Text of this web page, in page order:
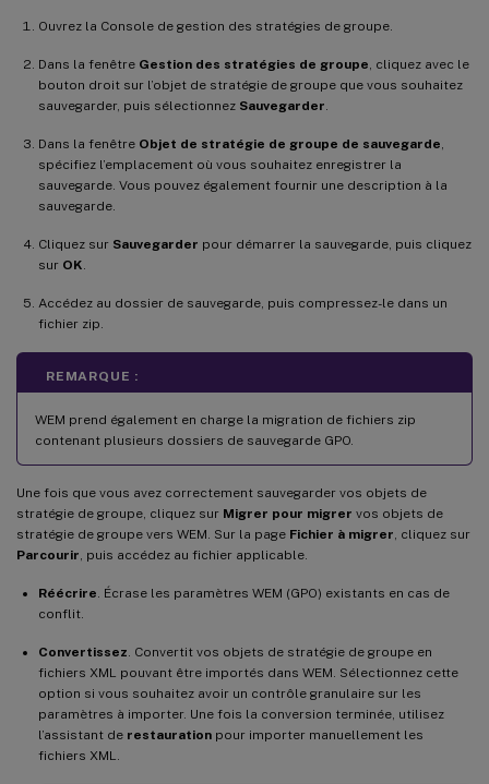
Ouvrez la Console de gestion des stratégies de groupe.
Dans la fenêtre Gestion des stratégies de groupe , cliquez avec le
bouton droit sur l’objet de stratégie de groupe que vous souhaitez
sauvegarder, puis sélectionnez Sauvegarder
Dans la fenêtre Objet de stratégie de groupe de sauvegarde
spécifiez l’emplacement où vous souhaitez enregistrer la
sauvegarde. Vous pouvez également fournir une description à la
sauvegarde.
Cliquez sur Sauvegarder pour démarrer la sauvegarde, puis cliquez
sur OK
Accédez au dossier de sauvegarde, puis compressez-le dans un
fichier zip.
REMARQUE :
WEM prend également en charge la migration de fichiers zip
contenant plusieurs dossiers de sauvegarde GPO.
Une fois que vous avez correctement sauvegarder vos objets de
stratégie de groupe, cliquez sur Migrer pour migrer vos objets de
stratégie de groupe vers WEM. Sur la page Fichier à migrer , cliquez sur
Parcourir , puis accédez au fichier applicable.
Réécrire . Écrase les paramètres WEM (GPO) existants en cas de
conflit.
Convertissez . Convertit vos objets de stratégie de groupe en
fichiers XML pouvant être importés dans WEM. Sélectionnez cette
option si vous souhaitez avoir un contrôle granulaire sur les
paramètres à importer. Une fois la conversion terminée, utilisez
l’assistant de restauration pour importer manuellement les
fichiers XML.